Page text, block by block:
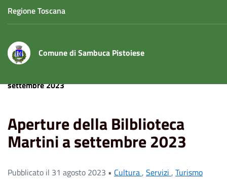
Regione Toscana
Comune di Sambuca Pistoiese
settembre 2023
Aperture della Bilblioteca
Martini a settembre 2023
Pubblicato il 31 agosto 2023 • Cultura, Servizi , Turismo